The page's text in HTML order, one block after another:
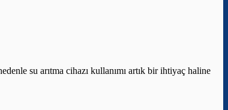
su arıtma cihazı kullanımı artık bir ihtiyaç haline